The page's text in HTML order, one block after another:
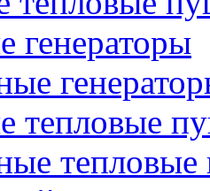
генераторы
тепловые